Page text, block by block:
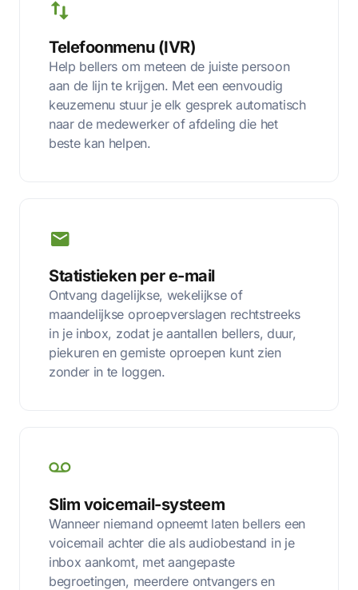
Telefoonmenu (IVR)
Help bellers om meteen de juiste persoon
aan de lijn te krijgen. Met een eenvoudig
keuzemenu stuur je elk gesprek automatisch
naar de medewerker of afdeling die het
beste kan helpen.
Statistieken per e-mail
Ontvang dagelijkse, wekelijkse of
maandelijkse oproepverslagen rechtstreeks
in je inbox, zodat je aantallen bellers, duur,
piekuren en gemiste oproepen kunt zien
zonder in te loggen.
Slim voicemail-systeem
Wanneer niemand opneemt laten bellers een
voicemail achter die als audiobestand in je
inbox aankomt, met aangepaste
begroetingen, meerdere ontvangers en